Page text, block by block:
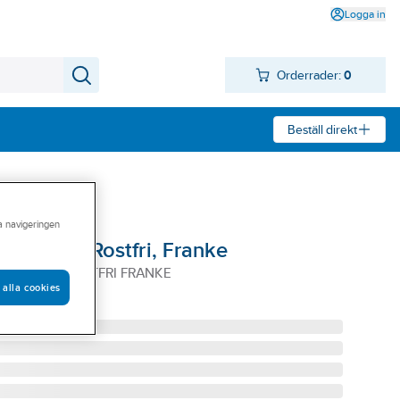
Logga in
Orderrader: 0
Beställ direkt
16 villa Rostfri, Franke
90CM ROSTFRI FRANKE
navigeringen
alla cookies